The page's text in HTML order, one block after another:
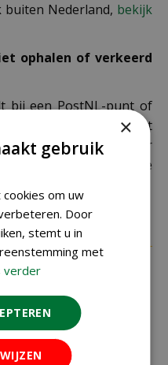
Nederland, bekijk
ophalen of verkeerd
bij een PostNL-punt of
zijn wij genoodzaakt
brengen. Controleer
voordat je je
"Talen tools
×
gebruik
om uw
Door
stemt u in
met
verder